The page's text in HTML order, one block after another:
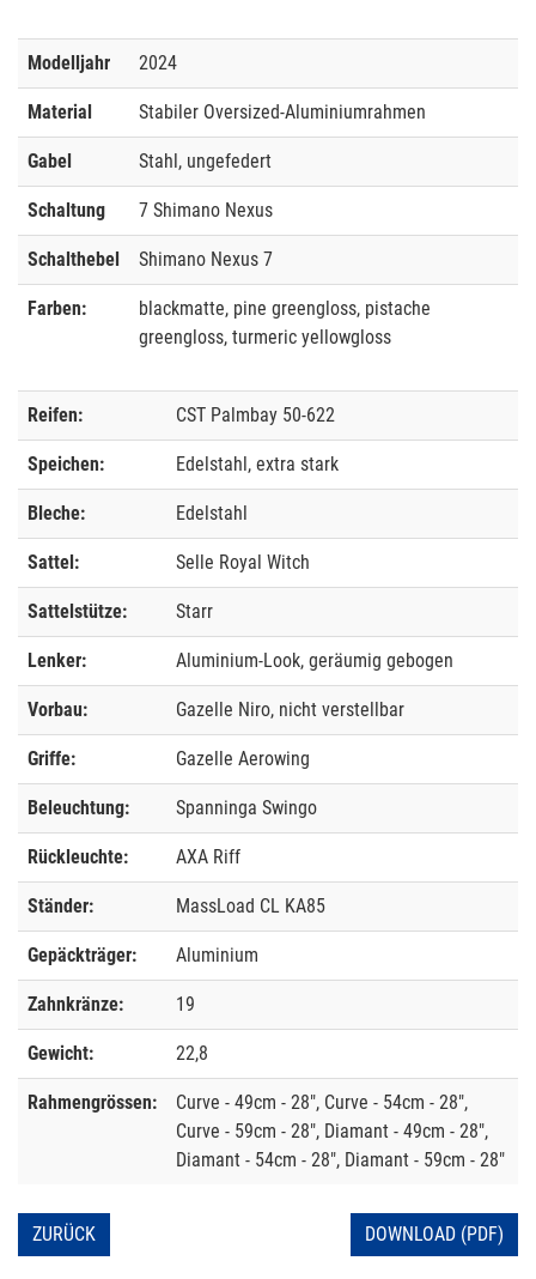
Modelljahr 2024
Material Stabiler Oversized-Aluminiumrahmen
Gabel Stahl, ungefedert
Schaltung 7 Shimano Nexus
Schalthebel Shimano Nexus 7
Farben:
blackmatte, pine greengloss, pistache
greengloss, turmeric yellowgloss
Reifen: CST Palmbay 50-622
Speichen: Edelstahl, extra stark
Bleche: Edelstahl
Sattel: Selle Royal Witch
Sattelstütze: Starr
Lenker: Aluminium-Look, geräumig gebogen
Vorbau: Gazelle Niro, nicht verstellbar
Griffe: Gazelle Aerowing
Beleuchtung: Spanninga Swingo
Rückleuchte: AXA Riff
Ständer: MassLoad CL KA85
Gepäckträger: Aluminium
Zahnkränze: 19
Gewicht: 22,8
Rahmengrössen:
Curve - 49cm - 28", Curve - 54cm - 28",
Curve - 59cm - 28", Diamant - 49cm - 28",
Diamant - 54cm - 28", Diamant - 59cm - 28"
ZURÜCK DOWNLOAD (PDF)